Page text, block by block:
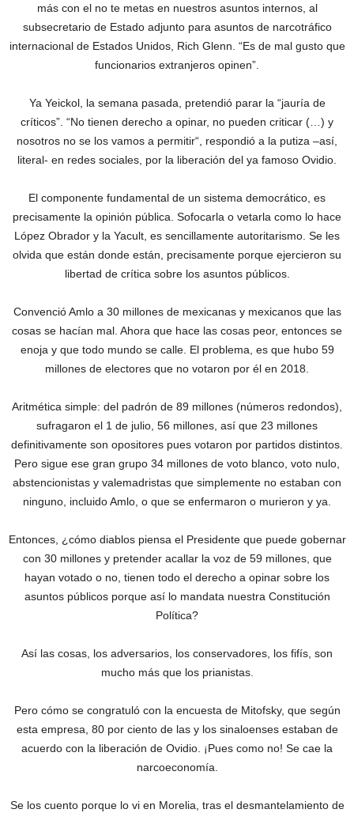
más con el no te metas en nuestros asuntos internos, al
subsecretario de Estado adjunto para asuntos de narcotráfico
internacional de Estados Unidos, Rich Glenn. “Es de mal gusto que
funcionarios extranjeros opinen”.
Ya Yeickol, la semana pasada, pretendió parar la “jauría de
críticos”. “No tienen derecho a opinar, no pueden criticar (…) y
nosotros no se los vamos a permitir“, respondió a la putiza –así,
literal- en redes sociales, por la liberación del ya famoso Ovidio.
El componente fundamental de un sistema democrático, es
precisamente la opinión pública. Sofocarla o vetarla como lo hace
López Obrador y la Yacult, es sencillamente autoritarismo. Se les
olvida que están donde están, precisamente porque ejercieron su
libertad de crítica sobre los asuntos públicos.
Convenció Amlo a 30 millones de mexicanas y mexicanos que las
cosas se hacían mal. Ahora que hace las cosas peor, entonces se
enoja y que todo mundo se calle. El problema, es que hubo 59
millones de electores que no votaron por él en 2018.
Aritmética simple: del padrón de 89 millones (números redondos),
sufragaron el 1 de julio, 56 millones, así que 23 millones
definitivamente son opositores pues votaron por partidos distintos.
Pero sigue ese gran grupo 34 millones de voto blanco, voto nulo,
abstencionistas y valemadristas que simplemente no estaban con
ninguno, incluido Amlo, o que se enfermaron o murieron y ya.
Entonces, ¿cómo diablos piensa el Presidente que puede gobernar
con 30 millones y pretender acallar la voz de 59 millones, que
hayan votado o no, tienen todo el derecho a opinar sobre los
asuntos públicos porque así lo mandata nuestra Constitución
Política?
Así las cosas, los adversarios, los conservadores, los fifís, son
mucho más que los prianistas.
Pero cómo se congratuló con la encuesta de Mitofsky, que según
esta empresa, 80 por ciento de las y los sinaloenses estaban de
acuerdo con la liberación de Ovidio. ¡Pues como no! Se cae la
narcoeconomía.
Se los cuento porque lo vi en Morelia, tras el desmantelamiento de